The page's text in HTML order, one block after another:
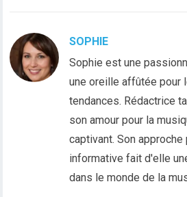
SOPHIE
Sophie est une
une oreille affûtée pour
tendances. Rédactrice
son amour pour la
captivant. Son
informative fait d'elle
dans le monde de la